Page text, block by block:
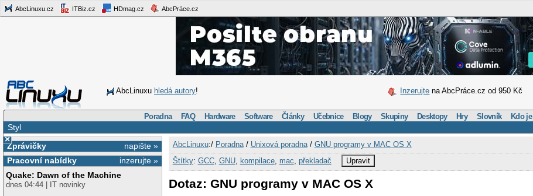
AbcLinuxu.cz ITBiz.cz HDmag.cz AbcPráce.cz
AbcLinuxu hledá autory! Inzerujte na AbcPráce.cz od 950 Kč
Poradna FAQ Hardware Software Články Učebnice Blogy Skupiny Desktopy Hry Slovník Kdo je
Styl
×
napište »
Zprávičky
inzerujte »
Pracovní nabídky
Quake: Dawn of the Machine
dnes 04:44 | IT novinky
AbcLinuxu:/ Poradna/ Unixová poradna/ GNU programy v MAC OS X
Štítky: GCC, GNU, kompilace, mac překladač Upravit
Dotaz: GNU programy v MAC OS X